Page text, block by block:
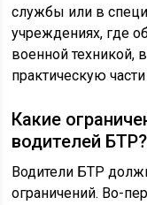
службы или в
учреждениях, где
военной техникой,
практическую
Какие
водителей БТР?
Водители БТР
ограничений. Во-